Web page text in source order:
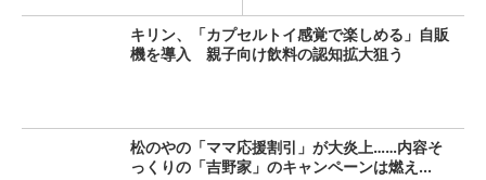
キリン、「カプセルトイ感覚で楽しめる」自販
機を導入 親子向け飲料の認知拡大狙う
松のやの「ママ応援割引」が大炎上……内容そ
っくりの「吉野家」のキャンペーンは燃え...